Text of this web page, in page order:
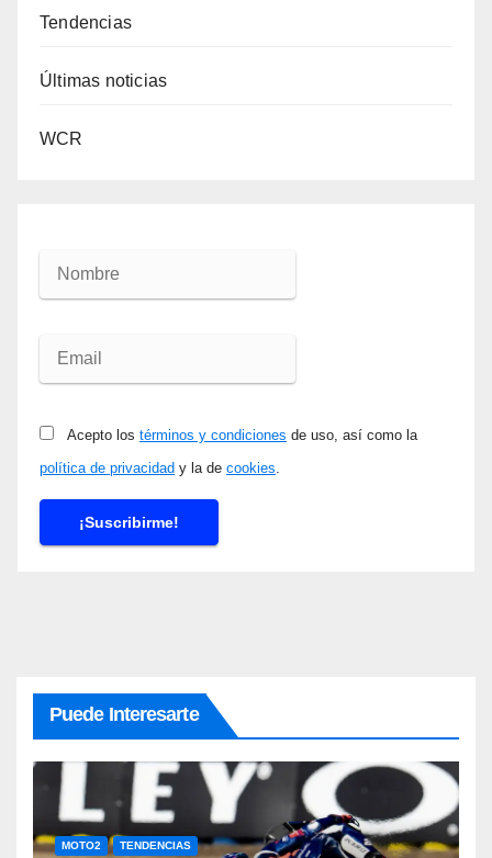
Tendencias
Últimas noticias
WCR
Acepto los términos y condiciones de uso, así como la
política de privacidad y la de cookies.
Puede Interesarte
MOTO2 TENDENCIAS